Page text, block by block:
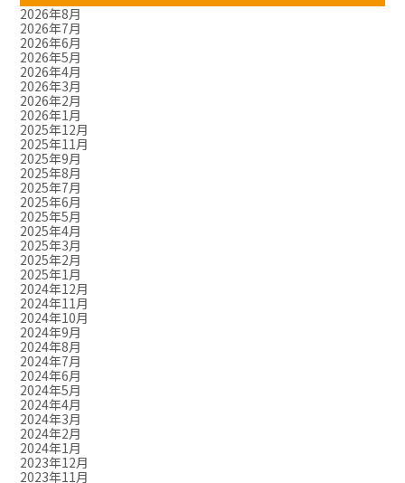
2026年8月
2026年7月
2026年6月
2026年5月
2026年4月
2026年3月
2026年2月
2026年1月
2025年12月
2025年11月
2025年9月
2025年8月
2025年7月
2025年6月
2025年5月
2025年4月
2025年3月
2025年2月
2025年1月
2024年12月
2024年11月
2024年10月
2024年9月
2024年8月
2024年7月
2024年6月
2024年5月
2024年4月
2024年3月
2024年2月
2024年1月
2023年12月
2023年11月